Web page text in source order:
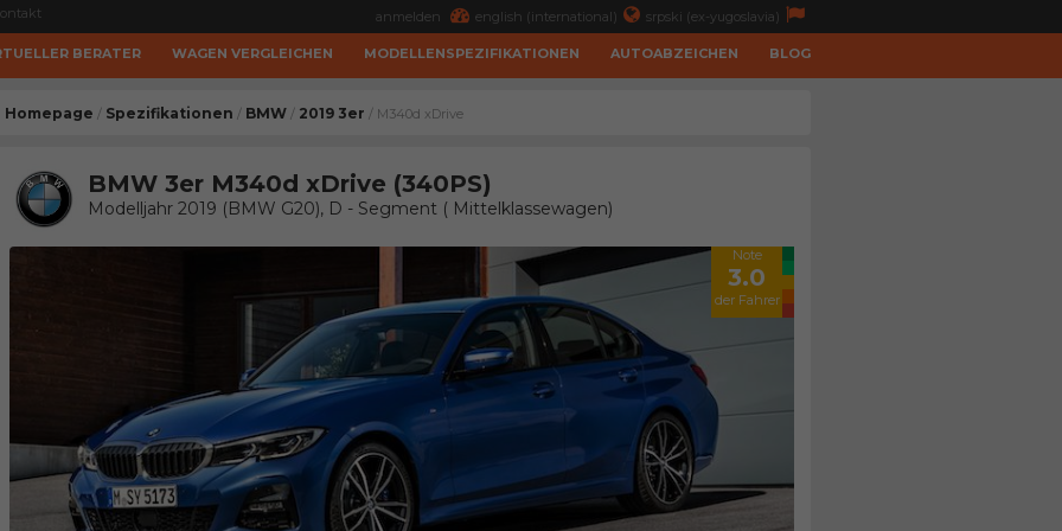
anmelden english (international) srpski (ex-yugoslavia)
BERATER WAGEN VERGLEICHEN MODELLENSPEZIFIKATIONEN AUTOABZEICHEN BLOG
Homepage / Spezifikationen / BMW / 2019 3er / M340d xDrive
BMW 3er M340d xDrive (340PS)
Modelljahr 2019 (BMW G20), D - Segment ( Mittelklassewagen)
Note
3.0
der Fahrer